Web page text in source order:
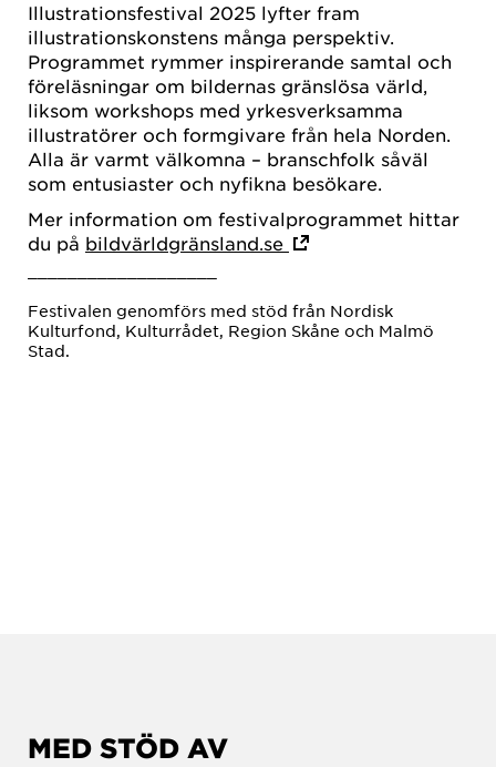
Illustrationsfestival 2025 lyfter fram
illustrationskonstens många perspektiv.
Programmet rymmer inspirerande samtal och
föreläsningar om bildernas gränslösa värld,
liksom workshops med yrkesverksamma
illustratörer och formgivare från hela Norden.
Alla är varmt välkomna – branschfolk såväl
som entusiaster och nyfikna besökare.
Mer information om festivalprogrammet hittar
du på bildvärldgränsland.se
Festivalen genomförs med stöd från Nordisk
Kulturfond, Kulturrådet, Region Skåne och Malmö
Stad.
MED STÖD AV